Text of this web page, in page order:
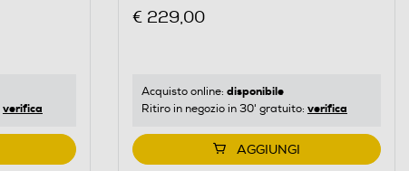
verifica
€ 229,00
Acquisto online: disponibile
Ritiro in negozio in 30' gratuito: verifica
AGGIUNGI